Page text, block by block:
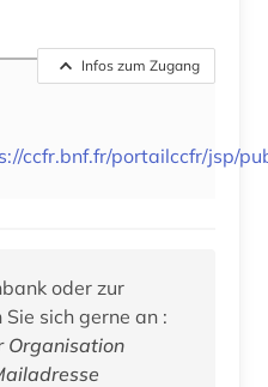
Infos zum Zugang
ccfr.bnf.fr/portailccfr/jsp/
oder zur
Lizenzierung wenden Sie sich gerne an :
Organisation